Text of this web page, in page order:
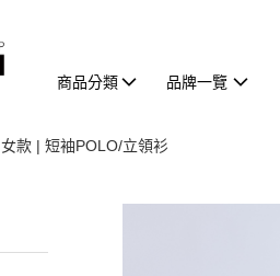
商品分類 品牌一覽
女款 | 短袖POLO/立領衫